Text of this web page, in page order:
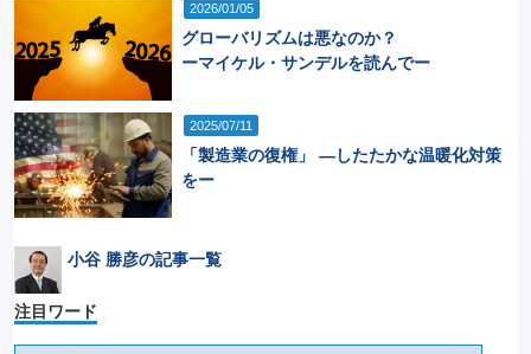
2026/01/05
グローバリズムは悪なのか？
ーマイケル・サンデルを読んでー
2025/07/11
「製造業の復権」 ―したたかな温暖化対策
をー
小谷 勝彦の記事一覧
注目ワード